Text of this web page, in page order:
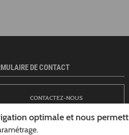
DE CONTACT
CONTACTEZ-NOUS
optimale et nous